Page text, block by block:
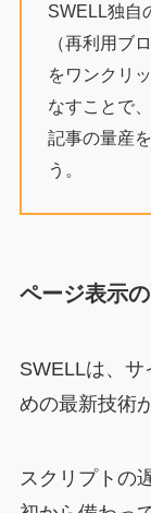
SWELL独自
（再利用ブ
をワンクリ
なすことで
記事の量産
う。
ページ表示
SWELLは、
めの最新技術
スクリプトの